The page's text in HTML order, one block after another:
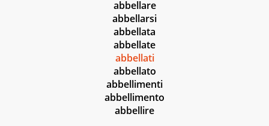
abbellare
abbellarsi
abbellata
abbellate
abbellati
abbellato
abbellimenti
abbellimento
abbellire